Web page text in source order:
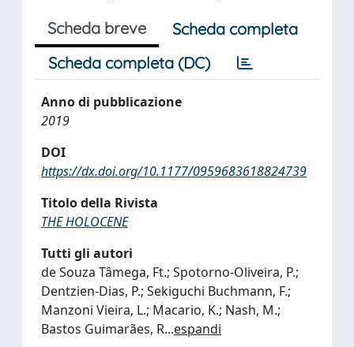
Scheda breve
Scheda completa
Scheda completa (DC)
Anno di pubblicazione
2019
DOI
https://dx.doi.org/10.1177/0959683618824739
Titolo della Rivista
THE HOLOCENE
Tutti gli autori
de Souza Tâmega, Ft.; Spotorno-Oliveira, P.;
Dentzien-Dias, P.; Sekiguchi Buchmann, F.;
Manzoni Vieira, L.; Macario, K.; Nash, M.;
Bastos Guimarães, R...espandi